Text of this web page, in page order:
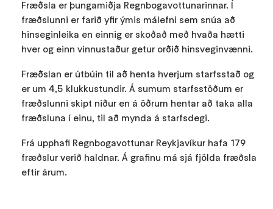
Fræðsla er þungamiðja Regnbogavottunarinnar. Í
fræðslunni er farið yfir ýmis málefni sem snúa að
hinseginleika en einnig er skoðað með hvaða hætti
hver og einn vinnustaður getur orðið hinsveginvænni.
Fræðslan er útbúin til að henta hverjum starfsstað og
er um 4,5 klukkustundir. Á sumum starfsstöðum er
fræðslunni skipt niður en á öðrum hentar að taka alla
fræðsluna í einu, til að mynda á starfsdegi.
Frá upphafi Regnbogavottunar Reykjavíkur hafa 179
fræðslur verið haldnar. Á grafinu má sjá fjölda fræðsla
eftir árum.